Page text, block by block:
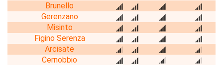
Brunello
Gerenzano
Misinto
Figino Serenza
Arcisate
Cernobbio